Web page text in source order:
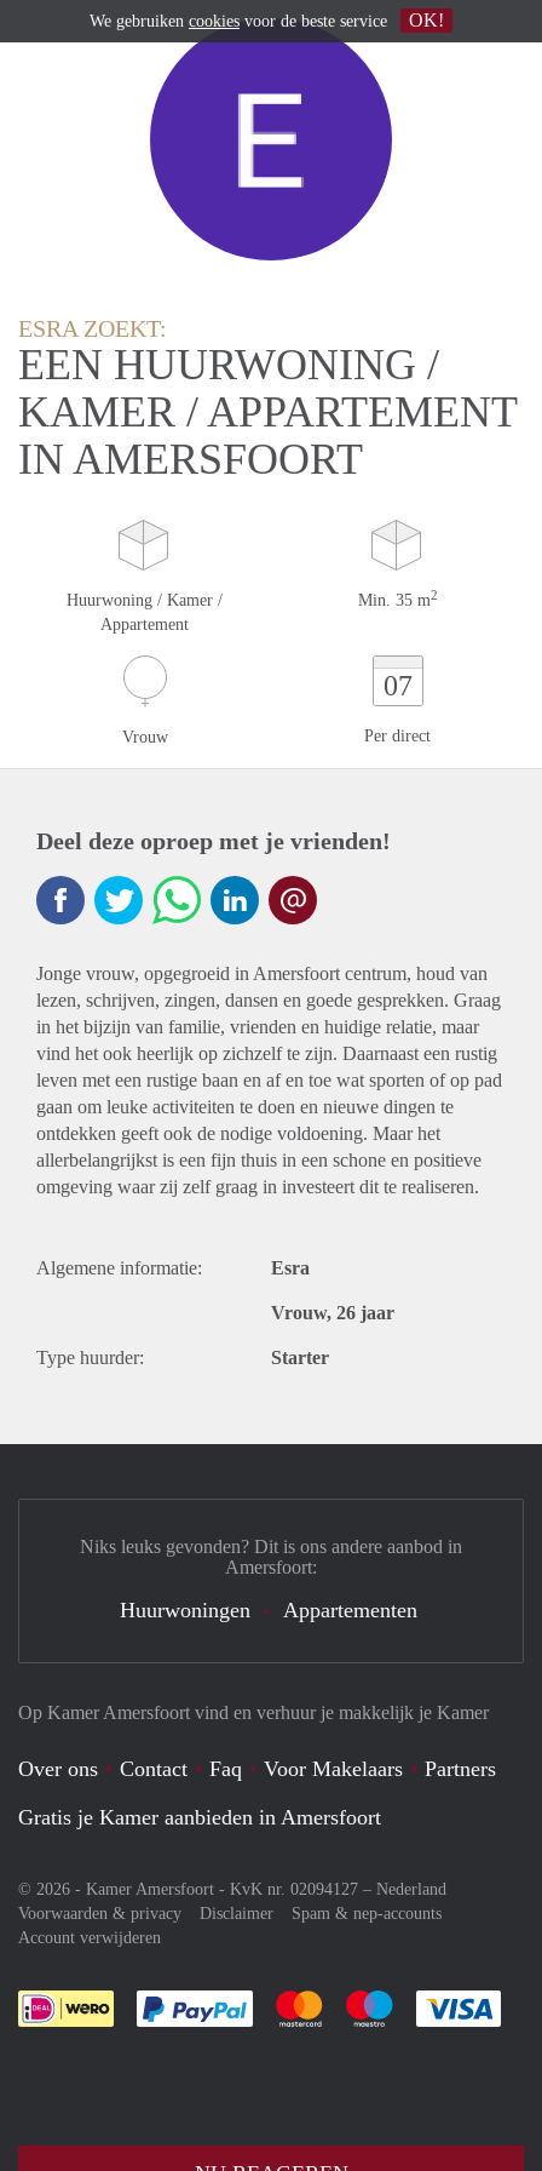
ESRA ZOEKT:
EEN HUURWONING /
KAMER / APPARTEMENT
IN AMERSFOORT
Huurwoning / Kamer /
Appartement
Min. 35 m2
Vrouw
07
Per direct
Deel deze oproep met je vrienden!
Jonge vrouw, opgegroeid in Amersfoort centrum, houd van
lezen, schrijven, zingen, dansen en goede gesprekken. Graag
in het bijzijn van familie, vrienden en huidige relatie, maar
vind het ook heerlijk op zichzelf te zijn. Daarnaast een rustig
leven met een rustige baan en af en toe wat sporten of op pad
gaan om leuke activiteiten te doen en nieuwe dingen te
ontdekken geeft ook de nodige voldoening. Maar het
allerbelangrijkst is een fijn thuis in een schone en positieve
omgeving waar zij zelf graag in investeert dit te realiseren.
Algemene informatie: Esra
Vrouw, 26 jaar
Type huurder: Starter
Op Kamer Amersfoort vind en verhuur je makkelijk je Kamer
Over ons Contact Faq Voor Makelaars
Partners
Gratis je Kamer aanbieden in Amersfoort
© 2026 - Kamer Amersfoort - KvK nr. 02094127 – Nederland
Voorwaarden & privacy
Disclaimer
Spam & nep-accounts
Account verwijderen
Je rekent gemakkelijk af met Paypal
Je rekent gemakkelijk af met
Je rekent
Niks leuks gevonden? Dit is ons andere aanbod in
Amersfoort:
Huurwoningen Appartementen
We gebruiken cookies voor de beste service OK!